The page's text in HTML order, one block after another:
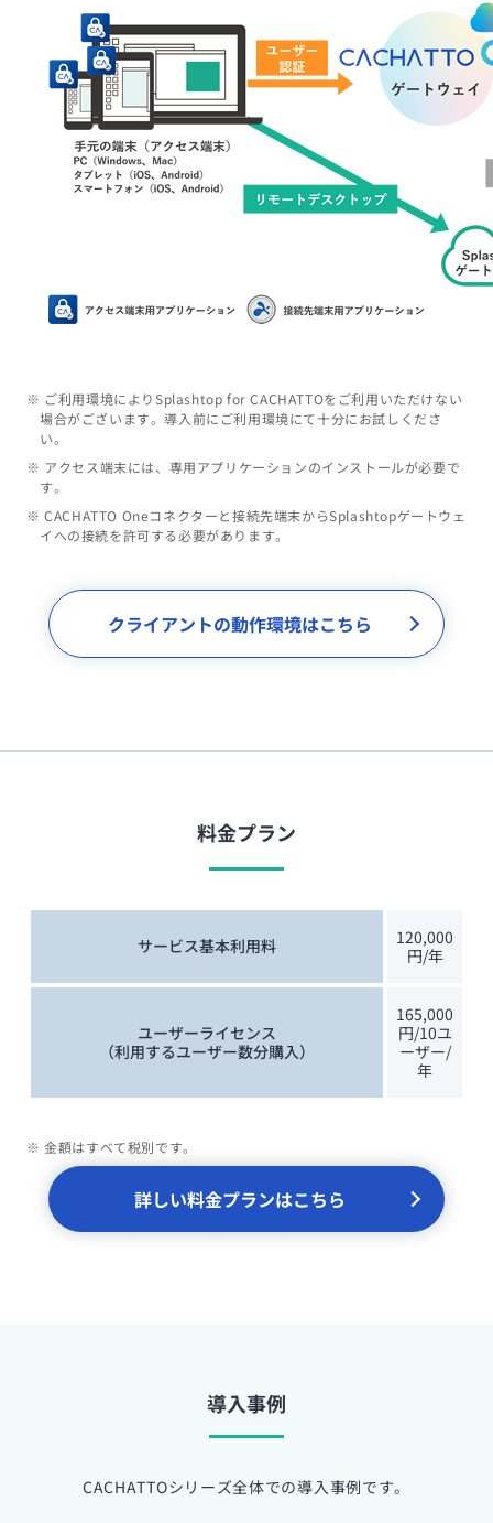
※ ご利用環境によりSplashtop for CACHATTOをご利用いただけない
場合がございます。導入前にご利用環境にて十分にお試しくださ
い。
※ アクセス端末には、専用アプリケーションのインストールが必要で
す。
※ CACHATTO Oneコネクターと接続先端末からSplashtopゲートウェ
イへの接続を許可する必要があります。
クライアントの動作環境はこちら
料金プラン
サービス基本利用料
120,000
円/年
ユーザーライセンス
（利用するユーザー数分購入）
165,000
円/10ユ
ーザー/
年
※ 金額はすべて税別です。
詳しい料金プランはこちら
導入事例
CACHATTOシリーズ全体での導入事例です。